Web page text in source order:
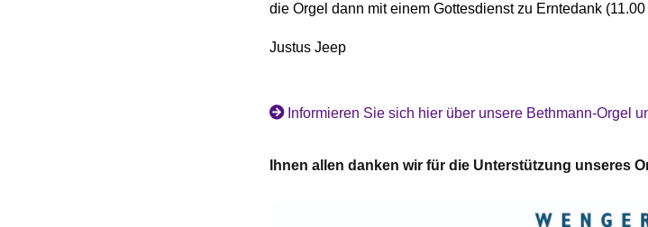
die Orgel dann mit einem Gottesdienst zu Erntedank
Justus Jeep
Informieren Sie sich hier über unsere Bethmann-Orgel
Ihnen allen danken wir für die Unterstützung unseres